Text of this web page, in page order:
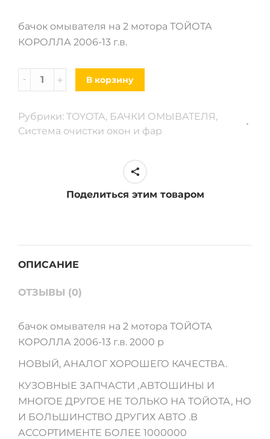
бачок омывателя на 2 мотора ТОЙОТА
КОРОЛЛА 2006-13 г.в.
Бачок
омывателя
2
quantity
В корзину
Рубрики: TOYOTA, БАЧКИ ОМЫВАТЕЛЯ,
Система очистки окон и фар
Поделиться этим товаром
ОПИСАНИЕ
ОТЗЫВЫ (0)
бачок омывателя на 2 мотора ТОЙОТА
КОРОЛЛА 2006-13 г.в. 2000 р
НОВЫЙ, АНАЛОГ ХОРОШЕГО КАЧЕСТВА.
КУЗОВНЫЕ ЗАПЧАСТИ ,АВТОШИНЫ И
МНОГОЕ ДРУГОЕ НЕ ТОЛЬКО НА ТОЙОТА, НО
И БОЛЬШИНСТВО ДРУГИХ АВТО .В
АССОРТИМЕНТЕ БОЛЕЕ 1000000